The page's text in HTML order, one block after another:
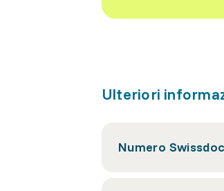
Ulteriori
Numero Swissdoc